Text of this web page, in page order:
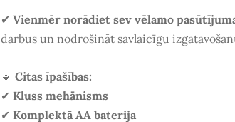
✔ Vienmēr norādiet sev vēlamo
darbus un nodrošināt savlaicīgu
🔹 Citas īpašības:
✔ Kluss mehānisms
✔ Komplektā AA baterija